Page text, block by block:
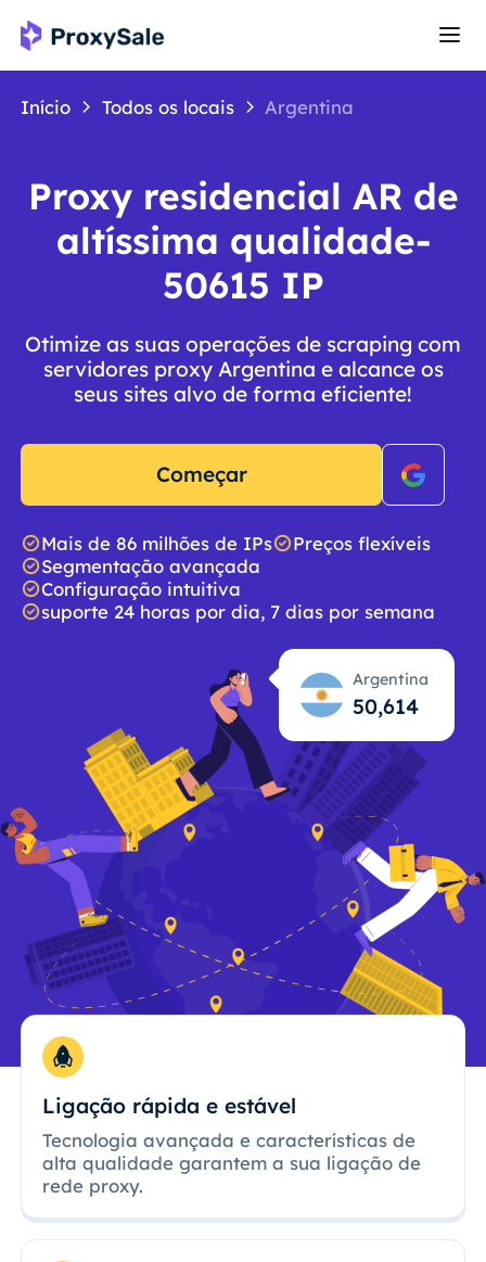
Início Todos os locais Argentina
Proxy residencial AR de
altíssima qualidade-
50615 IP
Otimize as suas operações de scraping com
servidores proxy Argentina e alcance os
seus sites alvo de forma eficiente!
Começar
Mais de 86 milhões de IPs
Preços flexíveis
Segmentação avançada
Configuração intuitiva
suporte 24 horas por dia, 7 dias por semana
Argentina
50,615
Ligação rápida e estável
Tecnologia avançada e características de
alta qualidade garantem a sua ligação de
rede proxy.